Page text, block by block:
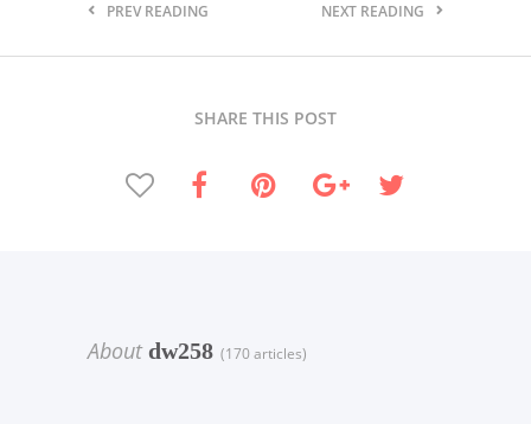
PREV READING NEXT READING
SHARE THIS POST
Aboutdw258 (170 articles)